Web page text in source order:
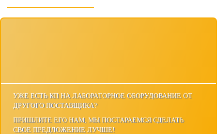
УЖЕ ЕСТЬ КП НА ЛАБОРАТОРНОЕ ОБОРУДОВАНИЕ ОТ
ДРУГОГО ПОСТАВЩИКА?
ПРИШЛИТЕ ЕГО НАМ, МЫ ПОСТАРАЕМСЯ СДЕЛАТЬ
СВОЕ ПРЕДЛОЖЕНИЕ ЛУЧШЕ!